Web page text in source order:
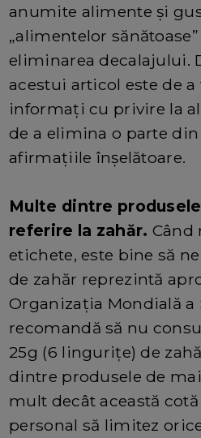
anumite alimente și
„alimentelor
eliminarea decalajului.
acestui articol este de a
informați cu privire la
de a elimina o parte
afirmațiile înșelătoare.
Multe dintre
referire la zahăr. Când
etichete, este bine să
de zahăr reprezintă
Organizația Mondială a
recomandă să nu
25g (6 lingurițe) de
dintre produsele de
mult decât această
personal să limitez